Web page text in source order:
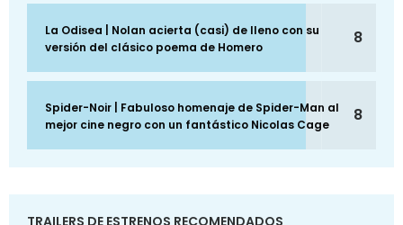
La Odisea | Nolan acierta (casi) de lleno con su
versión del clásico poema de Homero
8
Spider-Noir | Fabuloso homenaje de Spider-Man al
mejor cine negro con un fantástico Nicolas Cage
8